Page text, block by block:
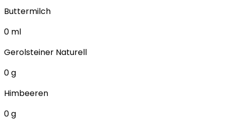
Buttermilch
0 ml
Gerolsteiner Naturell
0g
Himbeeren
0g